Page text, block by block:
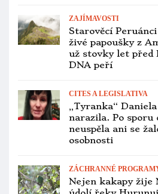
ZÁCHRANNÉ
Kakapové soví
přestávce znovu
mít až 83 samic
CHOV A ODCHOV
Historicky první
papouška zemního
na světě!
Přehled ptačích
víkend 9. až 11.